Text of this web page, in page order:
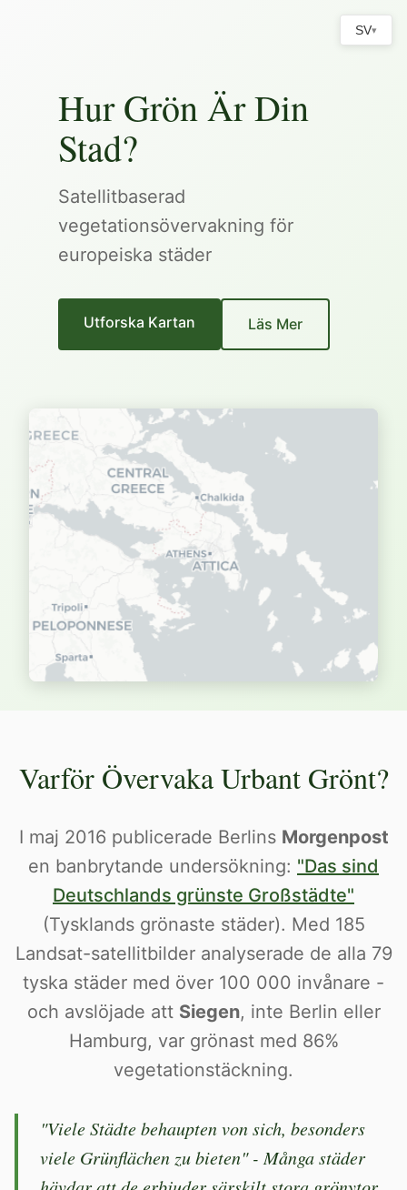
SV▾
Hur Grön Är Din
Stad?
Satellitbaserad
vegetationsövervakning för
europeiska städer
Utforska Kartan Läs Mer
Varför Övervaka Urbant Grönt?
I maj 2016 publicerade Berlins Morgenpost
en banbrytande undersökning: "Das sind
Deutschlands grünste Großstädte"
(Tysklands grönaste städer). Med 185
Landsat-satellitbilder analyserade de alla 79
tyska städer med över 100 000 invånare -
och avslöjade att Siegen, inte Berlin eller
Hamburg, var grönast med 86%
vegetationstäckning.
"Viele Städte behaupten von sich, besonders
viele Grünflächen zu bieten" - Många städer